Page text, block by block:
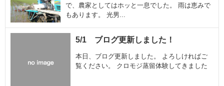
で、農家としてはホッと一息でした。 雨は恵みで
もあります。 光男...
5/1 ブログ更新しました！
本日、ブログ更新しました。 よろしければご
覧ください。 クロモジ蒸留体験してきました